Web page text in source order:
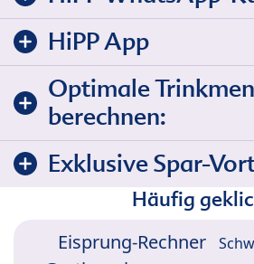
HiPP App
Optimale
berechnen:
Exklusive Spar-
Häufig
Eisprung-Rechner